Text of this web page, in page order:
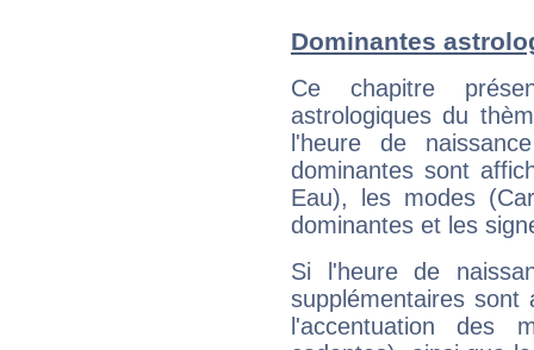
Dominantes
Ce chapitre
astrologiques du
l'heure de
dominantes sont
Eau), les modes
dominantes et les
Si l'heure de
supplémentaires sont
l'accentuation des